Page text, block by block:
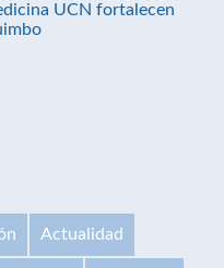
UCN fortalecen
Actualidad